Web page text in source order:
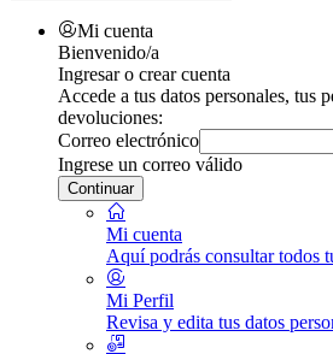
Mi cuenta
Bienvenido/a
Ingresar o crear cuenta
Accede a tus datos personales, tus
devoluciones:
Correo electrónico
Ingrese un correo válido
Continuar
Mi cuenta
Aquí podrás consultar todos
Mi Perfil
Revisa y edita tus datos